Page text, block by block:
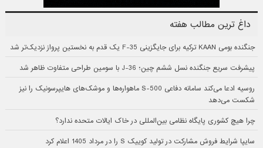
داغ ترین مطالب هفته
جنگنده بومی KAAN ترکیه برای جایگزینی F-35 یک قدم به نخستین پرواز نزدیک‌تر شد
پیشرفت سریع جنگنده نسل ششم چین؛ J-36 با سومین طراحی متفاوت ظاهر شد
روسیه ادعا می‌کند سامانه دفاعی S-500 ماهواره‌ها و موشک‌های هایپرسونیک را نیز
شکست می‌دهد
چرا هیچ کشوری پایگاه نظامی بین‌المللی در خاک ایالات متحده ندارد؟
سایپا شرایط فروش مشارکت در تولید کوییک S را در مرداد 1405 اعلام کرد